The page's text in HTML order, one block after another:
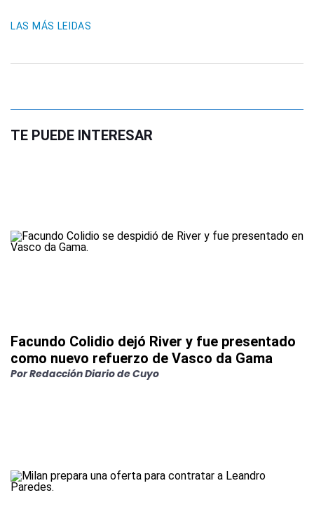
LAS MÁS LEIDAS
TE PUEDE INTERESAR
Facundo Colidio dejó River y fue presentado
como nuevo refuerzo de Vasco da Gama
PorRedacción Diario de Cuyo